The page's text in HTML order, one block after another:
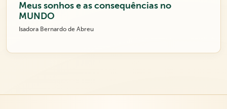
Meus sonhos e as consequências no
MUNDO
Isadora Bernardo de Abreu